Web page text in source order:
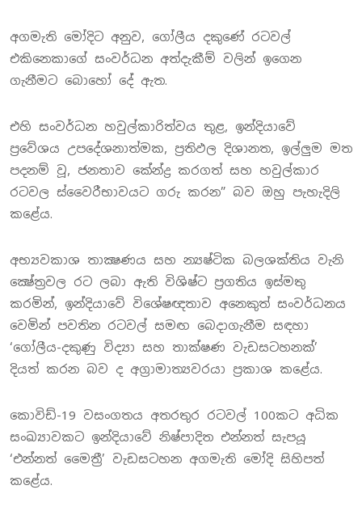
අගමැති මෝදිට අනුව, ගෝලීය දකුණේ රටවල්
එකිනෙකාගේ සංවර්ධන අත්දැකීම් වලින් ඉගෙන
ගැනීමට බොහෝ දේ ඇත.
එහි සංවර්ධන හවුල්කාරිත්වය තුළ, ඉන්දියාවේ
ප්‍රවේශය උපදේශනාත්මක, ප්‍රතිඵල දිශානත, ඉල්ලුම මත
පදනම් වූ, ජනතාව කේන්ද්‍ර කරගත් සහ හවුල්කාර
රටවල ස්වෛරීභාවයට ගරු කරන” බව ඔහු පැහැදිලි
කළේය.
අභ්‍යවකාශ තාක්‍ෂණය සහ න්‍යෂ්ටික බලශක්තිය වැනි
ක්‍ෂේත්‍රවල රට ලබා ඇති විශිෂ්ට ප්‍රගතිය ඉස්මතු
කරමින්, ඉන්දියාවේ විශේෂඥතාව අනෙකුත් සංවර්ධනය
වෙමින් පවතින රටවල් සමඟ බෙදාගැනීම සඳහා
‘ගෝලීය-දකුණු විද්‍යා සහ තාක්ෂණ වැඩසටහනක්’
දියත් කරන බව ද අග්‍රාමාත්‍යවරයා ප්‍රකාශ කළේය.
කොවිඩ්-19 වසංගතය අතරතුර රටවල් 100කට අධික
සංඛ්‍යාවකට ඉන්දියාවේ නිෂ්පාදිත එන්නත් සැපයූ
‘එන්නත් මෛත්‍රී’ වැඩසටහන අගමැති මෝදි සිහිපත්
කළේය.